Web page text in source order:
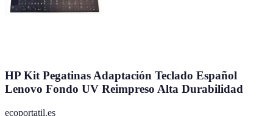
HP Kit Pegatinas Adaptación Teclado Español
Lenovo Fondo UV Reimpreso Alta Durabilidad
ecoportatil.es